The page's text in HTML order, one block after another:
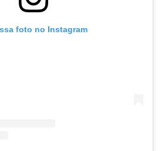
foto no Instagram